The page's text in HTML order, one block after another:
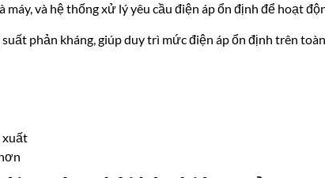
và hệ thống xử lý yêu cầu điện áp ổn định để hoạt
phản kháng, giúp duy trì mức điện áp ổn định trên
xuất